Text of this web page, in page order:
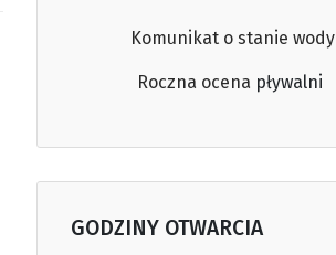
Komunikat o stanie wody
Roczna ocena pływalni
GODZINY OTWARCIA